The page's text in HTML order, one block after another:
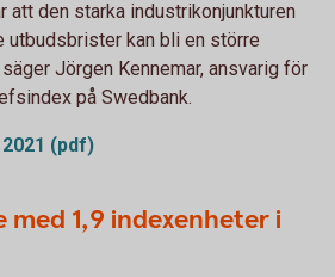
att den starka industrikonjunkturen
utbudsbrister kan bli en större
Jörgen Kennemar, ansvarig för
på Swedbank.
(pdf)
med 1,9 indexenheter i